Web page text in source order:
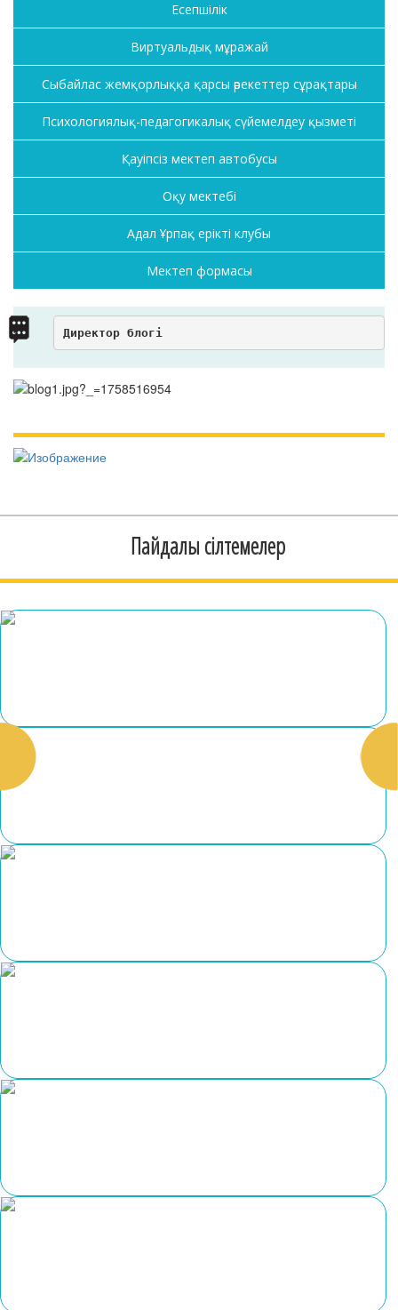
Есепшілік
Виртуальдық мұражай
Сыбайлас жемқорлыққа қарсы әрекеттер сұрақтары
Психологиялық-педагогикалық сүйемелдеу қызметі
Қауіпсіз мектеп автобусы
Оқу мектебі
Адал Ұрпақ ерікті клубы
Мектеп формасы
Директор блогі
Пайдалы сілтемелер